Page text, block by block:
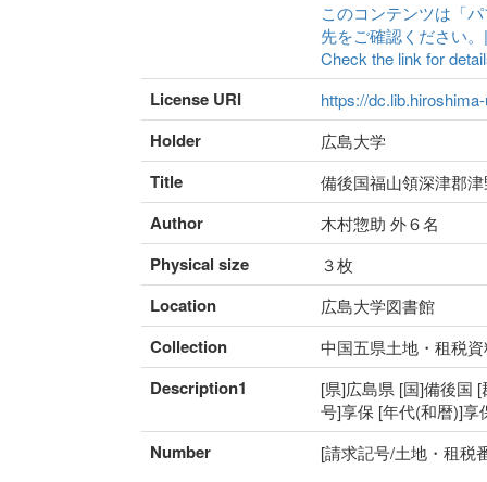
このコンテンツは「
先をご確認ください
Check the link for
License URI https://
Holder 広島大学
Title 備後国福山領深津郡
Author 木村惣助 外６名
Physical size ３枚
Location 広島大学図書館
Collection 中国五県土地・租税
Description1
[県]広島県 [国]備後国
号]享保 [年代(和暦)]享
Number [請求記号/土地・租税